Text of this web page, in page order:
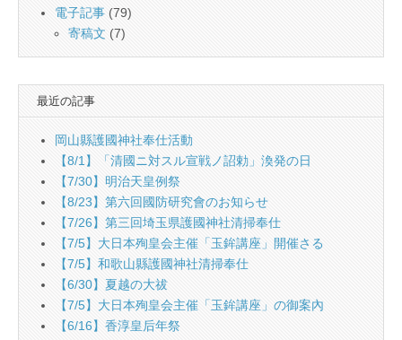
電子記事 (79)
寄稿文 (7)
最近の記事
岡山縣護國神社奉仕活動
【8/1】「清國ニ対スル宣戦ノ詔勅」渙発の日
【7/30】明治天皇例祭
【8/23】第六回國防研究會のお知らせ
【7/26】第三回埼玉県護國神社清掃奉仕
【7/5】大日本殉皇会主催「玉鉾講座」開催さる
【7/5】和歌山縣護國神社清掃奉仕
【6/30】夏越の大祓
【7/5】大日本殉皇会主催「玉鉾講座」の御案內
【6/16】香淳皇后年祭